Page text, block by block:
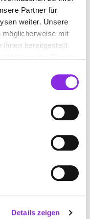
Partner für
weiter. Unsere
möglicherweise mit
ihnen bereitgestellt
Details zeigen
Uhr